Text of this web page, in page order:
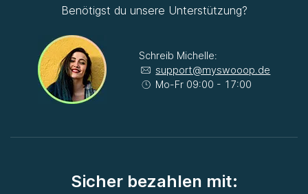
Benötigst du unsere Unterstützung?
Schreib Michelle:
support@myswooop.de
Mo-Fr 09:00 - 17:00
Sicher bezahlen mit: